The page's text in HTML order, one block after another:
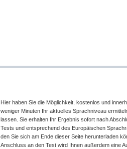
Hier haben Sie die Möglichkeit, kostenlos und
weniger Minuten Ihr aktuelles Sprachniveau
lassen. Sie erhalten Ihr Ergebnis sofort nach
Tests und entsprechend des Europäischen
den Sie sich am Ende dieser Seite herunterladen
Anschluss an den Test wird Ihnen außerdem eine